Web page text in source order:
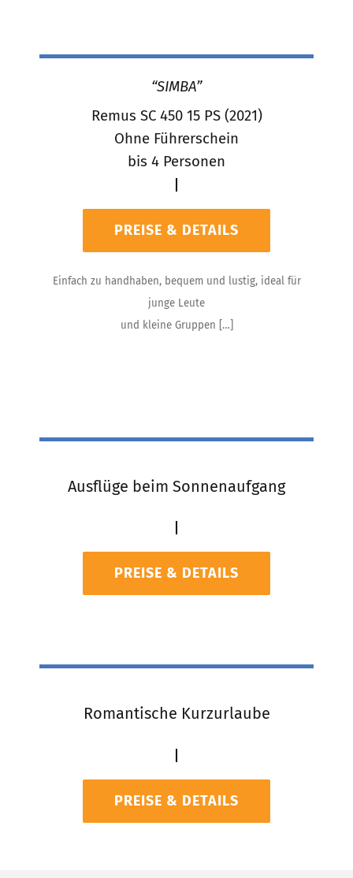
“SIMBA”
Remus SC 450 15 PS (2021)
Ohne Führerschein
bis 4 Personen
PREISE & DETAILS
Einfach zu handhaben, bequem und lustig, ideal für
junge Leute
und kleine Gruppen […]
Ausflüge beim Sonnenaufgang
PREISE & DETAILS
Romantische Kurzurlaube
PREISE & DETAILS